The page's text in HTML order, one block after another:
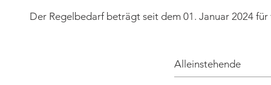
Alleinstehende
Der Regelbedarf beträgt seit dem 01. Januar 2024